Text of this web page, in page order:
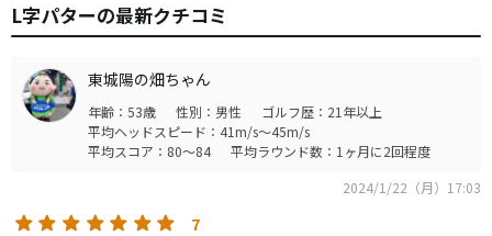
L字パターの最新クチコミ
東城陽の畑ちゃん
年齢：53歳 性別：男性
ゴルフ歴：21年以上
平均ヘッドスピード：41m/s～45m/s
平均スコア：80～84
平均ラウンド数：1ヶ月に2回程度
2024/1/22（月）17:03
7